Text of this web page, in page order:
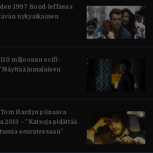
1997 Bond-leffassa
nykyaikainen
miljoonan scifi-
jumalaisen
Hardyn piinaava
2013 – ”Katsoja pidättää
seuratessaan”